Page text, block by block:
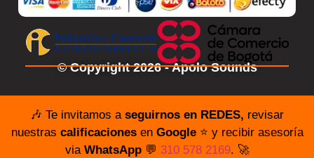
© Copyright 2026 - Apolo Sounds
🎶 Te invitamos a seguirnos en REDES, revisar
nuestras calificacionesen Google⭐️ y recibir asesoría
via WhatsApp💬 310 578 2169. 🚀